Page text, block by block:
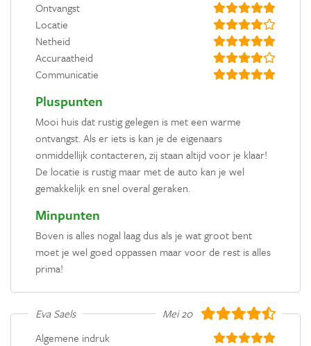
Ontvangst
Locatie
Netheid
Accuraatheid
Communicatie
Pluspunten
Mooi huis dat rustig gelegen is met een warme
ontvangst. Als er iets is kan je de eigenaars
onmiddellijk contacteren, zij staan altijd voor je klaar!
De locatie is rustig maar met de auto kan je wel
gemakkelijk en snel overal geraken.
Minpunten
Boven is alles nogal laag dus als je wat groot bent
moet je wel goed oppassen maar voor de rest is alles
prima!
Eva Saels
Mei 2019
Algemene indruk